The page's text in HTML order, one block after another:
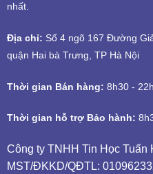
nhất.
Địa chỉ: Số 4 ngõ 167 Đường
quận Hai bà Trưng, TP Hà Nội
Thời gian Bán hàng: 8h30 - 22h
Thời gian hỗ trợ Bảo hành:
Công ty TNHH Tin Học Tuấn
MST/ĐKKD/QĐTL: